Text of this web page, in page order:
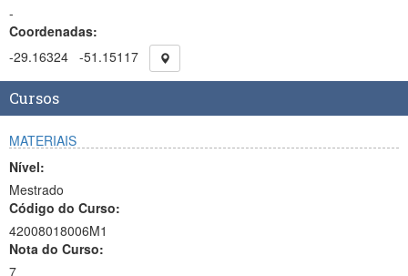
-
Coordenadas:
-29.16324 -51.15117
Cursos
MATERIAIS
Nível:
Mestrado
Código do Curso:
42008018006M1
Nota do Curso:
7